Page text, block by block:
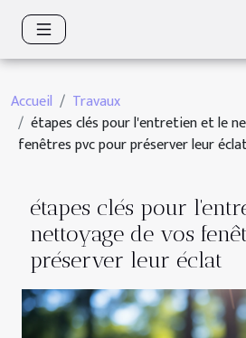
Accueil
Travaux
étapes clés pour l'entretien et le
fenêtres pvc pour préserver leur
étapes clés pour
nettoyage de vos
préserver leur éclat